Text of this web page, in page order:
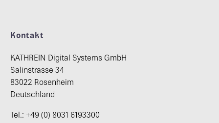
Kontakt
KATHREIN Digital Systems GmbH
Salinstrasse 34
83022 Rosenheim
Deutschland
Tel.: +49 (0) 8031 6193300